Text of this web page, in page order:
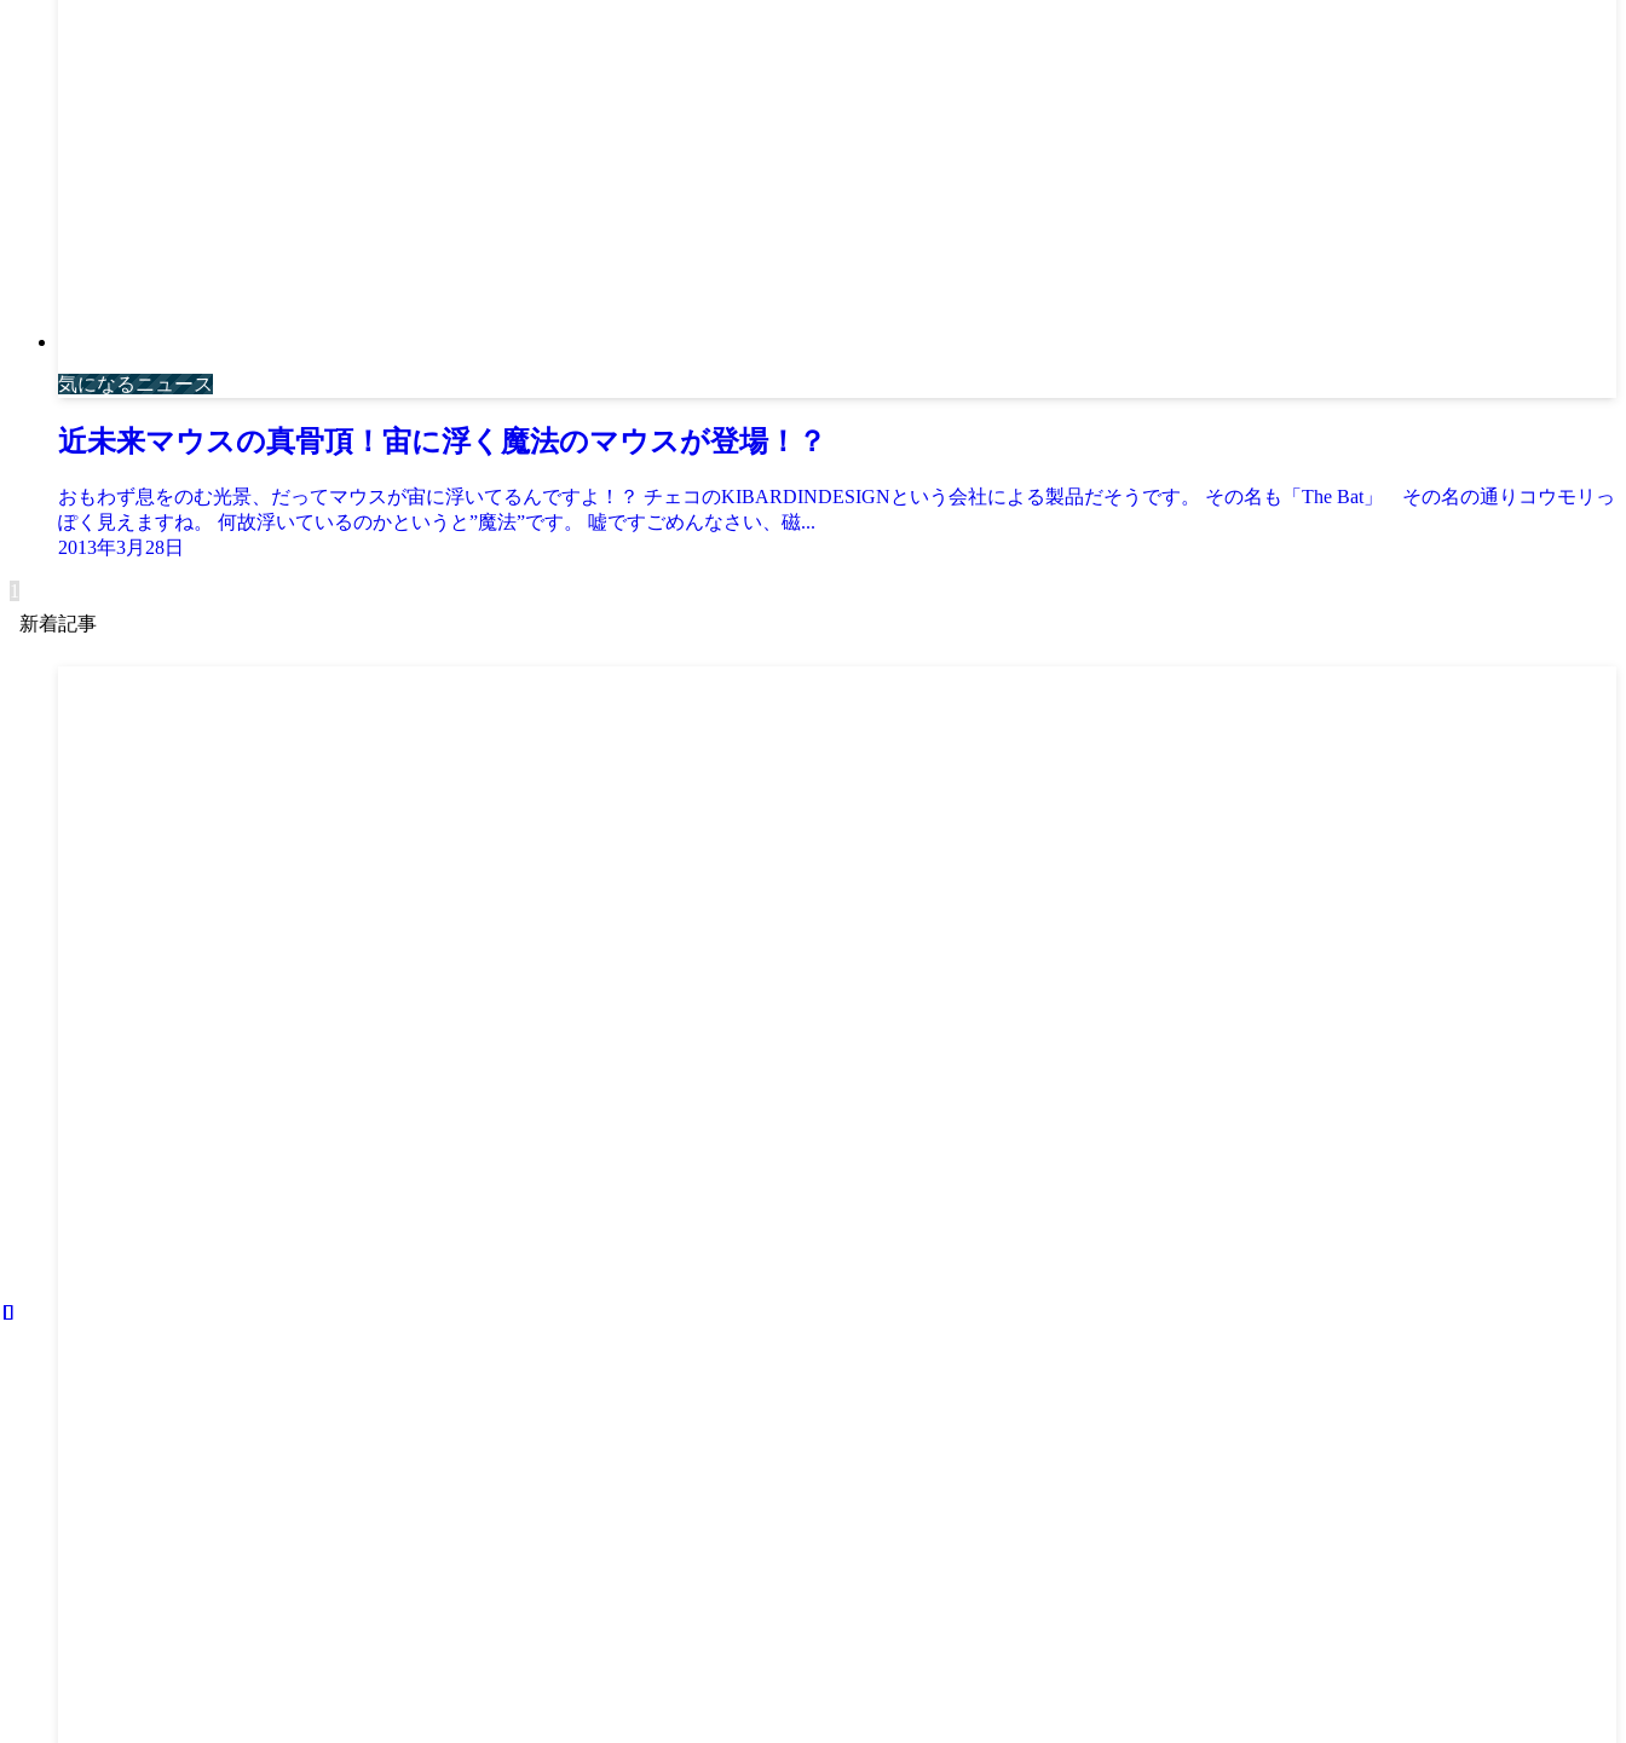
気になるニュース
近未来マウスの真骨頂！宙に浮く魔法のマウスが登場！？
おもわず息をのむ光景、だってマウスが宙に浮いてるんですよ！？ チェコのKIBARDINDESIGNという会社による製品だそうです。 その名も「The Bat」 その名の通りコウモリっ
ぽく見えますね。 何故浮いているのかというと”魔法”です。 嘘ですごめんなさい、磁...
2013年3月28日
1
新着記事